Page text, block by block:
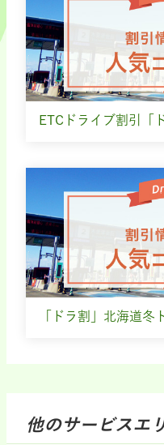
ETCドライブ割引「
「ドラ割」北海道冬
他のサービスエ